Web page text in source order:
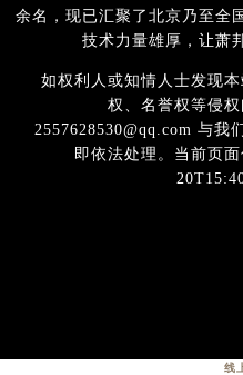
余名，现已汇聚了北京乃至全
技术力量雄厚，让萧
如权利人或知情人士发现
权、名誉权等侵权
2557628530@qq.com 与我
即依法处理。当前页
线